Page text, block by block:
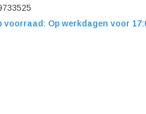
voorraad: Op werkdagen voor